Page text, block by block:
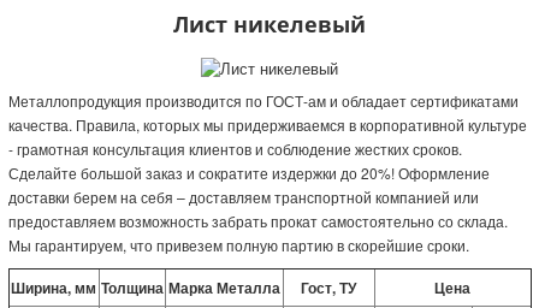
Лист никелевый
Металлопродукция производится по ГОСТ-ам и обладает сертификатами
качества. Правила, которых мы придерживаемся в корпоративной культуре
- грамотная консультация клиентов и соблюдение жестких сроков.
Сделайте большой заказ и сократите издержки до 20%! Оформление
доставки берем на себя – доставляем транспортной компанией или
предоставляем возможность забрать прокат самостоятельно со склада.
Мы гарантируем, что привезем полную партию в скорейшие сроки.
Ширина, мм Толщина Марка Металла Гост, ТУ Цена